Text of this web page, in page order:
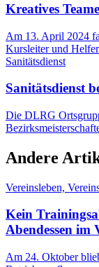
Kreatives
Am 13. April 2024
Kursleiter und
Sanitätsdienst
Sanitätsdienst
Die DLRG
Andere
Vereinsleben,
Kein
Abendessen im
Am 24. Oktober